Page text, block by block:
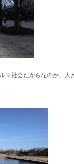
社会だからなのか、人